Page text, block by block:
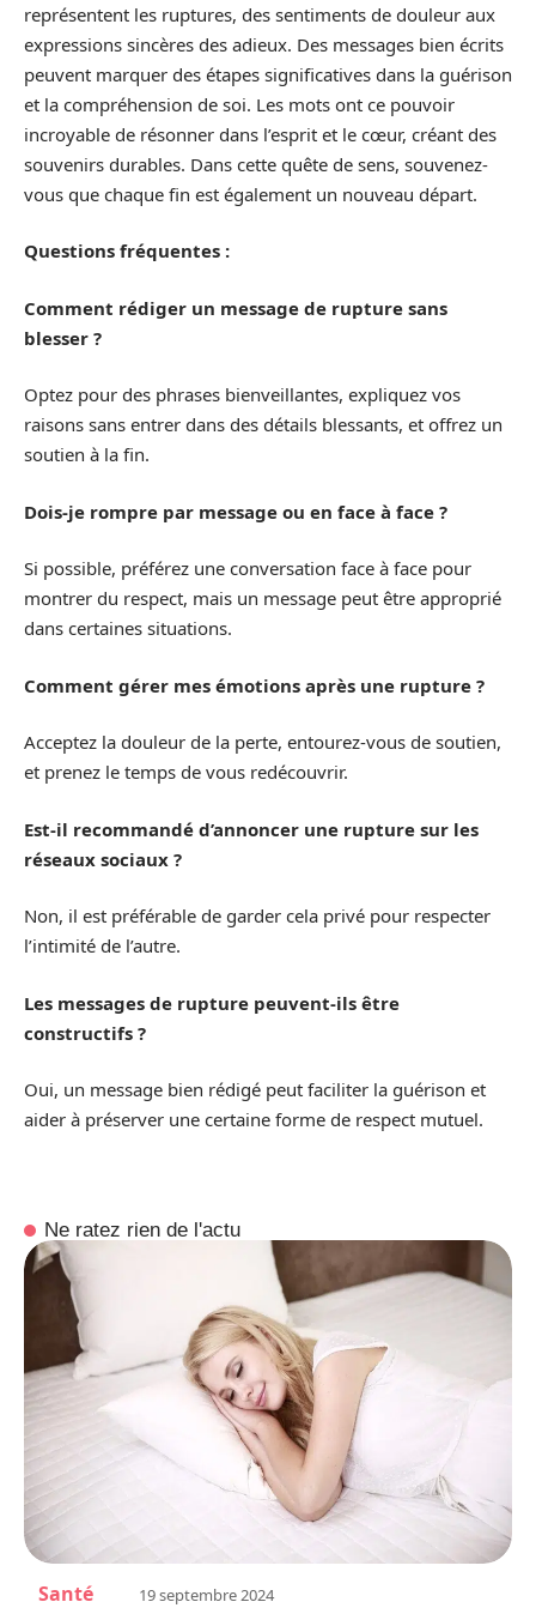
représentent les ruptures, des sentiments de douleur aux
expressions sincères des adieux. Des messages bien écrits
peuvent marquer des étapes significatives dans la guérison
et la compréhension de soi. Les mots ont ce pouvoir
incroyable de résonner dans l’esprit et le cœur, créant des
souvenirs durables. Dans cette quête de sens, souvenez-
vous que chaque fin est également un nouveau départ.
Questions fréquentes :
Comment rédiger un message de rupture sans
blesser ?
Optez pour des phrases bienveillantes, expliquez vos
raisons sans entrer dans des détails blessants, et offrez un
soutien à la fin.
Dois-je rompre par message ou en face à face ?
Si possible, préférez une conversation face à face pour
montrer du respect, mais un message peut être approprié
dans certaines situations.
Comment gérer mes émotions après une rupture ?
Acceptez la douleur de la perte, entourez-vous de soutien,
et prenez le temps de vous redécouvrir.
Est-il recommandé d’annoncer une rupture sur les
réseaux sociaux ?
Non, il est préférable de garder cela privé pour respecter
l’intimité de l’autre.
Les messages de rupture peuvent-ils être
constructifs ?
Oui, un message bien rédigé peut faciliter la guérison et
aider à préserver une certaine forme de respect mutuel.
Ne ratez rien de l'actu
Santé 19 septembre 2024